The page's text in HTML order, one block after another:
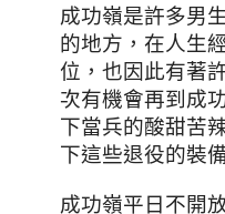
成功嶺是許多男
的地方，在人生
位，也因此有著
次有機會再到成
下當兵的酸甜苦
下這些退役的裝
成功嶺平日不開